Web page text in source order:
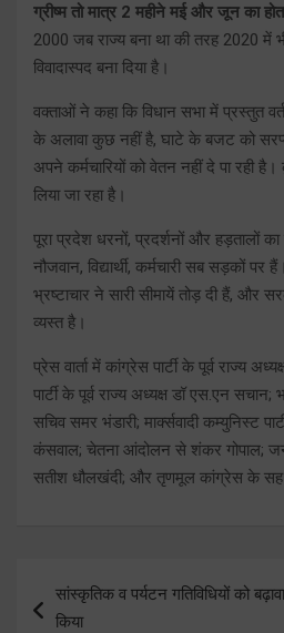
ग्रीष्म तो मात्र 2 महीने मई और जून का
2000 जब राज्य बना था की तरह 2020 में
विवादास्पद बना दिया है।
वक्ताओं ने कहा कि विधान सभा में प्रस्तुत
के अलावा कुछ नहीं है, घाटे के बजट को
अपने कर्मचारियों को वेतन नहीं दे पा रही
लिया जा रहा है।
पूरा प्रदेश धरनों, प्रदर्शनों और हड़तालों
नौजवान, विद्यार्थी, कर्मचारी सब सड़कों
भ्रष्टाचार ने सारी सीमायें तोड़ दी हैं, और
व्यस्त है।
प्रेस वार्ता में कांग्रेस पार्टी के पूर्व राज्य
पार्टी के पूर्व राज्य अध्यक्ष डॉ एस.एन सचान;
सचिव समर भंडारी; मार्क्सवादी कम्युनिस्ट
कंसवाल; चेतना आंदोलन से शंकर गोपाल;
सतीश धौलखंदी; और तृणमूल कांग्रेस के
navigation
सांस्कृतिक व पर्यटन गतिविधियों को
किया